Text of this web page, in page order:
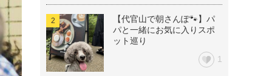
【代官山で朝さんぽ🐾】パ
パと一緒にお気に入りスポ
ット巡り
1